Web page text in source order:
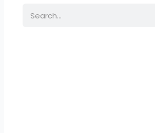
Search